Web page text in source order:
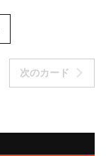
次のカード